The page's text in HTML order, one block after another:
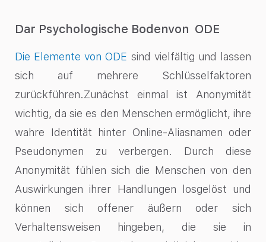
Dar Psychologische Bodenvon ODE
Die Elemente von ODE sind vielfältig und lassen
sich auf mehrere Schlüsselfaktoren
zurückführen.Zunächst einmal ist Anonymität
wichtig, da sie es den Menschen ermöglicht, ihre
wahre Identität hinter Online-Aliasnamen oder
Pseudonymen zu verbergen. Durch diese
Anonymität fühlen sich die Menschen von den
Auswirkungen ihrer Handlungen losgelöst und
können sich offener äußern oder sich
Verhaltensweisen hingeben, die sie in